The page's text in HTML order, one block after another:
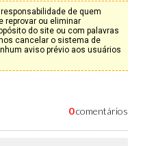
de quem
reprovar ou eliminar
do site ou com palavras
cancelar o sistema de
aviso prévio aos usuários
0comentários